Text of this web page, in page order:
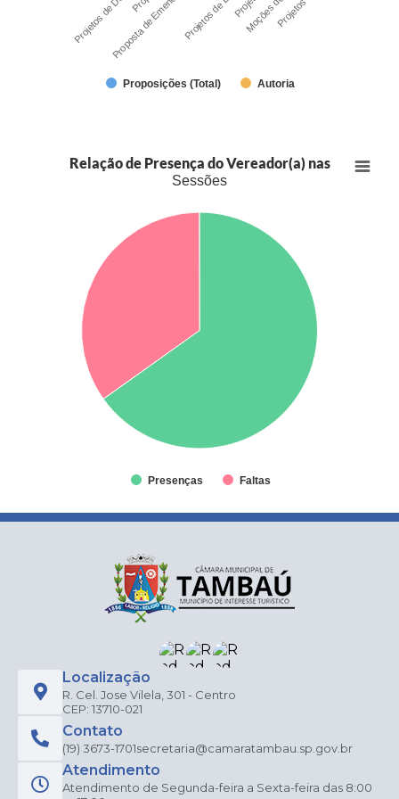
Proposições (Total) Autoria
Relação de Presença do Vereador(a) nas
Sessões
Presenças Faltas
Localização
R. Cel. Jose Vilela, 301 - Centro
CEP: 13710-021
Contato
(19) 3673-1701secretaria@camaratambau.sp.gov.br
Atendimento
Atendimento de Segunda-feira a Sexta-feira das 8:00